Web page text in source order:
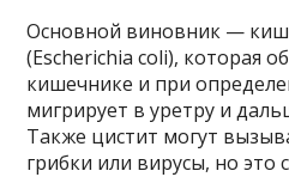
Основной виновник —
(Escherichia coli), которая
кишечнике и при
мигрирует в уретру и
Также цистит могут
грибки или вирусы, но это